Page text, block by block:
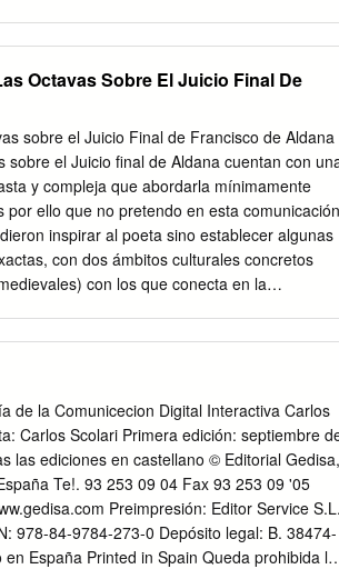
xii Introduction
xvii Chapter One
1 The Miracle of the Virgin of the
the Baptismal Controversy, a
Wars in Sixteenth Century Central
Octavas Sobre El Juicio Final De
sobre el Juicio Final de Francisco de Aldana
el Juicio final de Aldana cuentan con
y compleja que abordarla mínimamente
ello que no pretendo en esta comunicación
inspirar al poeta sino establecer algunas
con dos ámbitos culturales concretos
con los que conecta en la
de forma impresionista y
prácticamente desplazado por la nueva
la llegada del Renacimiento, y cuyo
los Signos que aparecerán antes
el Juicio final tentara al autor de Los milagros
española hasta ser recuperado, en la
más polifacético y controvertido de la
el Arte medieval de toda la Europa
de la Comunicecion Digital Interactiva Carlos
Carlos Scolari Primera edición: septiembre
las ediciones en castellano © Editorial Gedisa,
Te!. 93 253 09 04 Fax 93 253 09 '05
Preimpresión: Editor Service
978-84-9784-273-0 Depósito legal: B. 38474-
España Printed in Spain Queda prohibida la